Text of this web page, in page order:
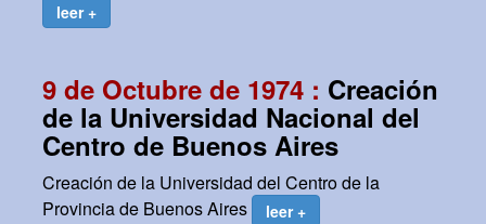
leer +
9 de Octubre de 1974 : Creación
de la Universidad Nacional del
Centro de Buenos Aires
Creación de la Universidad del Centro de la
Provincia de Buenos Aires
leer +